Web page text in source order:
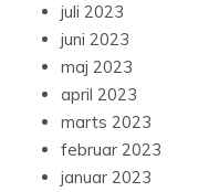
juli 2023
juni 2023
maj 2023
april 2023
marts 2023
februar 2023
januar 2023